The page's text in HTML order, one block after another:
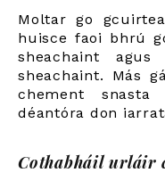
Moltar go
huisce faoi bhrú
sheachaint
sheachaint. Más
chement
déantóra don
Cothabháil urláir